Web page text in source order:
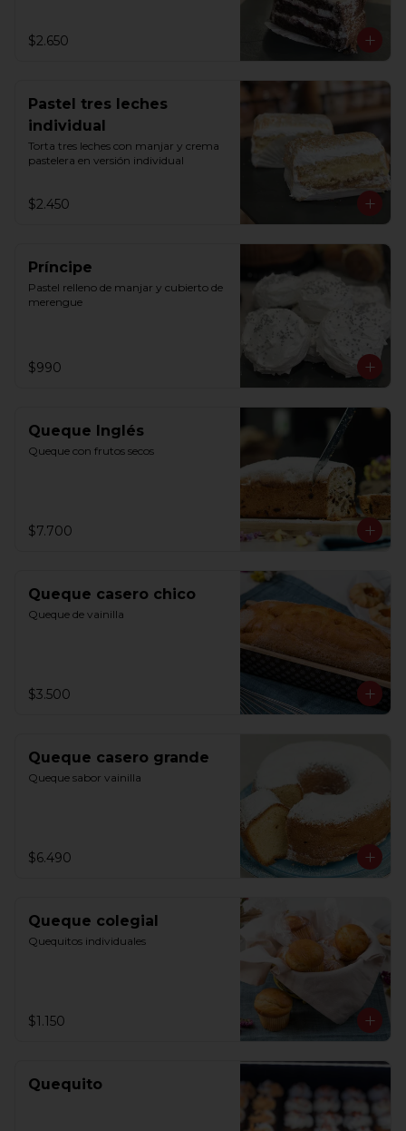
$2.650
Pastel tres leches
individual
Torta tres leches con manjar y crema
pastelera en versión individual
$2.450
Príncipe
Pastel relleno de manjar y cubierto de
merengue
$990
Queque Inglés
Queque con frutos secos
$7.700
Queque casero chico
Queque de vainilla
$3.500
Queque casero grande
Queque sabor vainilla
$6.490
Queque colegial
Quequitos individuales
$1.150
Quequito